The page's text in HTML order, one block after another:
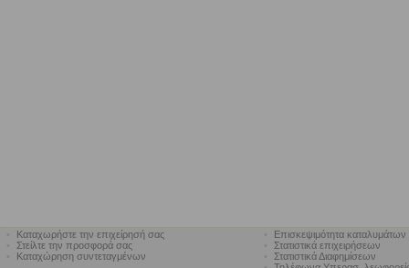
Καταχωρήστε την επιχείρησή σας
Στείλτε την προσφορά σας
Καταχώρηση συντεταγμένων
Επισκεψιμότητα καταλυμάτων
Στατιστικά επιχειρήσεων
Στατιστικά Διαφημίσεων